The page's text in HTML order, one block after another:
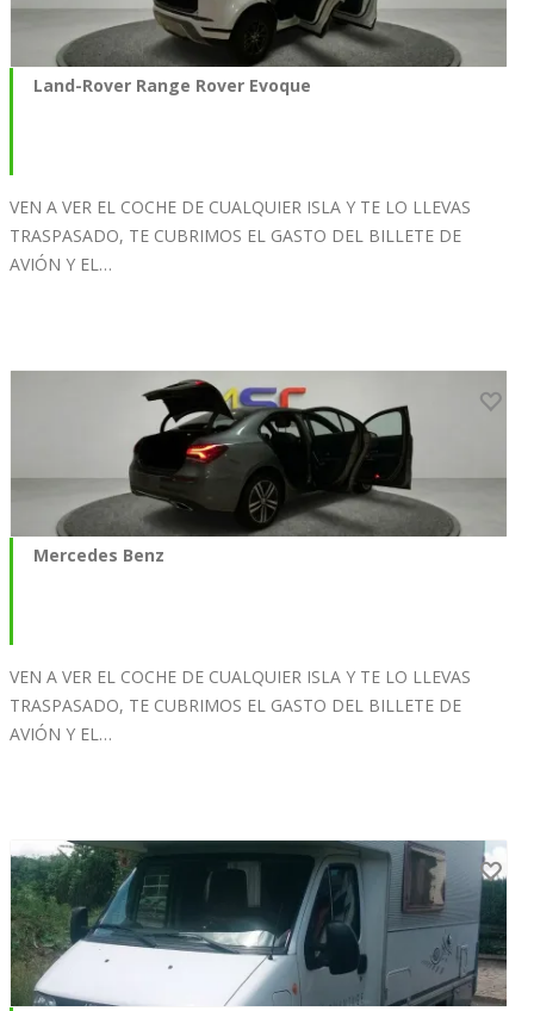
Land-Rover Range Rover Evoque
VEN A VER EL COCHE DE CUALQUIER ISLA Y TE LO LLEVAS
TRASPASADO, TE CUBRIMOS EL GASTO DEL BILLETE DE
AVIÓN Y EL…
Mercedes Benz
VEN A VER EL COCHE DE CUALQUIER ISLA Y TE LO LLEVAS
TRASPASADO, TE CUBRIMOS EL GASTO DEL BILLETE DE
AVIÓN Y EL…